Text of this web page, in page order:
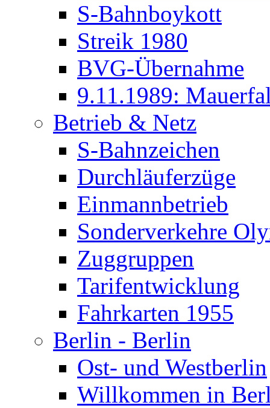
S-Bahnboykott
Streik 1980
BVG-Übernahme
9.11.1989:
Betrieb & Netz
S-Bahnzeichen
Durchläuferzüge
Einmannbetrieb
Sonderverkehre
Zuggruppen
Tarifentwicklung
Fahrkarten 1955
Berlin - Berlin
Ost- und Westberlin
Willkommen in